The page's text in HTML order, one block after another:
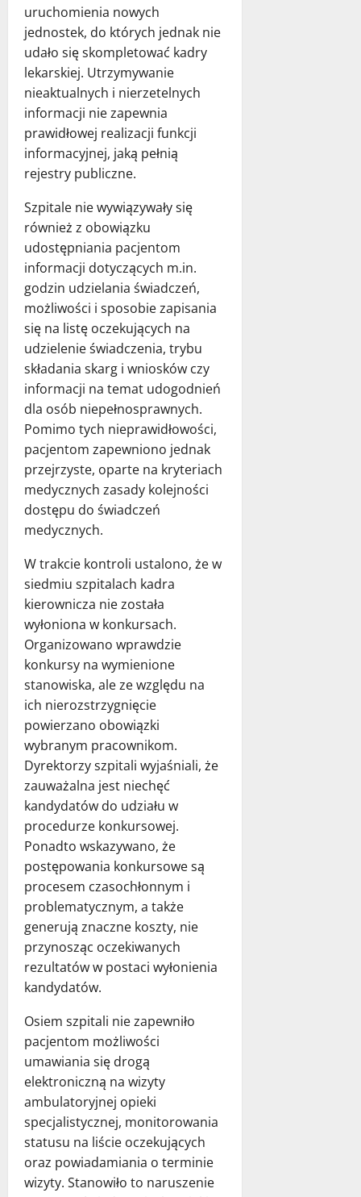
uruchomienia nowych
jednostek, do których jednak nie
udało się skompletować kadry
lekarskiej. Utrzymywanie
nieaktualnych i nierzetelnych
informacji nie zapewnia
prawidłowej realizacji funkcji
informacyjnej, jaką pełnią
rejestry publiczne.
Szpitale nie wywiązywały się
również z obowiązku
udostępniania pacjentom
informacji dotyczących m.in.
godzin udzielania świadczeń,
możliwości i sposobie zapisania
się na listę oczekujących na
udzielenie świadczenia, trybu
składania skarg i wniosków czy
informacji na temat udogodnień
dla osób niepełnosprawnych.
Pomimo tych nieprawidłowości,
pacjentom zapewniono jednak
przejrzyste, oparte na kryteriach
medycznych zasady kolejności
dostępu do świadczeń
medycznych.
W trakcie kontroli ustalono, że w
siedmiu szpitalach kadra
kierownicza nie została
wyłoniona w konkursach.
Organizowano wprawdzie
konkursy na wymienione
stanowiska, ale ze względu na
ich nierozstrzygnięcie
powierzano obowiązki
wybranym pracownikom.
Dyrektorzy szpitali wyjaśniali, że
zauważalna jest niechęć
kandydatów do udziału w
procedurze konkursowej.
Ponadto wskazywano, że
postępowania konkursowe są
procesem czasochłonnym i
problematycznym, a także
generują znaczne koszty, nie
przynosząc oczekiwanych
rezultatów w postaci wyłonienia
kandydatów.
Osiem szpitali nie zapewniło
pacjentom możliwości
umawiania się drogą
elektroniczną na wizyty
ambulatoryjnej opieki
specjalistycznej, monitorowania
statusu na liście oczekujących
oraz powiadamiania o terminie
wizyty. Stanowiło to naruszenie